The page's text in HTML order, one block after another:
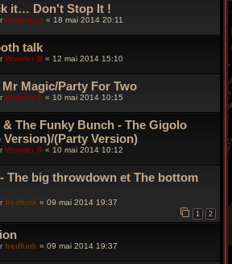
it… Don't Stop It !
funkiness « 18 mai 2014 20:11
talk
Wonder B « 12 mai 2014 15:10
Magic/Party For Two
Wonder B « 10 mai 2014 10:15
The Funky Bunch - The Gigolo
(Party Version)
Wonder B « 10 mai 2014 10:12
The big throwdown et The bottom
fredfunk « 09 mai 2014 19:37
1 2
fredfunk « 09 mai 2014 19:37